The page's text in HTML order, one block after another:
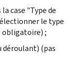
case "Type de
le type
obligatoire) ;
déroulant) (pas